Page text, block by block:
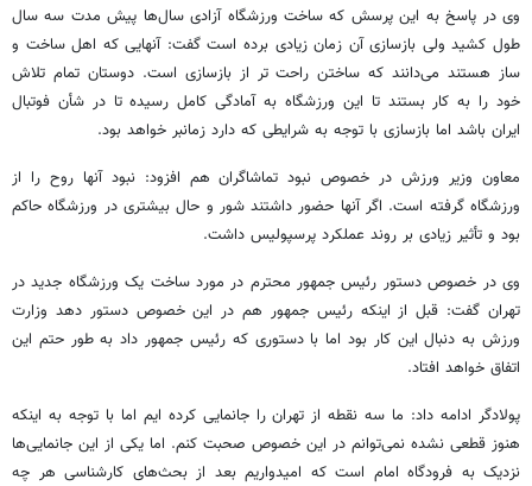
وی در پاسخ به این پرسش که ساخت ورزشگاه آزادی سال‌ها پیش مدت سه سال
طول کشید ولی بازسازی آن زمان زیادی برده است گفت: آنهایی که اهل ساخت و
ساز هستند می‌دانند که ساختن راحت تر از بازسازی است. دوستان تمام تلاش
خود را به کار بستند تا این ورزشگاه به آمادگی کامل رسیده تا در شأن فوتبال
ایران باشد اما بازسازی با توجه به شرایطی که دارد زمانبر خواهد بود.
معاون وزیر ورزش در خصوص نبود تماشاگران هم افزود: نبود آنها روح را از
ورزشگاه گرفته است. اگر آنها حضور داشتند شور و حال بیشتری در ورزشگاه حاکم
بود و تأثیر زیادی بر روند عملکرد پرسپولیس داشت.
وی در خصوص دستور رئیس جمهور محترم در مورد ساخت یک ورزشگاه جدید در
تهران گفت: قبل از اینکه رئیس جمهور هم در این خصوص دستور دهد وزارت
ورزش به دنبال این کار بود اما با دستوری که رئیس جمهور داد به طور حتم این
اتفاق خواهد افتاد.
پولادگر ادامه داد: ما سه نقطه از تهران را جانمایی کرده ایم اما با توجه به اینکه
هنوز قطعی نشده نمی‌توانم در این خصوص صحبت کنم. اما یکی از این جانمایی‌ها
نزدیک به فرودگاه امام است که امیدواریم بعد از بحث‌های کارشناسی هر چه